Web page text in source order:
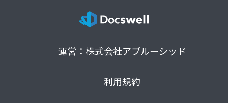
運営：株式会社アプルーシッド
利用規約